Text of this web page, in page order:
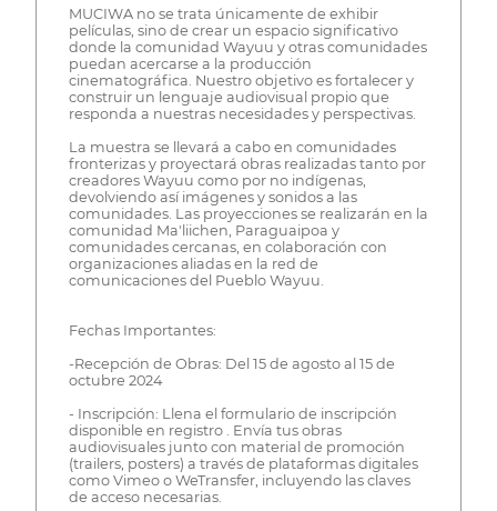
MUCIWA no se trata únicamente de exhibir
películas, sino de crear un espacio significativo
donde la comunidad Wayuu y otras comunidades
puedan acercarse a la producción
cinematográfica. Nuestro objetivo es fortalecer y
construir un lenguaje audiovisual propio que
responda a nuestras necesidades y perspectivas.
La muestra se llevará a cabo en comunidades
fronterizas y proyectará obras realizadas tanto por
creadores Wayuu como por no indígenas,
devolviendo así imágenes y sonidos a las
comunidades. Las proyecciones se realizarán en la
comunidad Ma'liichen, Paraguaipoa y
comunidades cercanas, en colaboración con
organizaciones aliadas en la red de
comunicaciones del Pueblo Wayuu.
Fechas Importantes:
-Recepción de Obras: Del 15 de agosto al 15 de
octubre 2024
- Inscripción: Llena el formulario de inscripción
disponible en registro . Envía tus obras
audiovisuales junto con material de promoción
(trailers, posters) a través de plataformas digitales
como Vimeo o WeTransfer, incluyendo las claves
de acceso necesarias.